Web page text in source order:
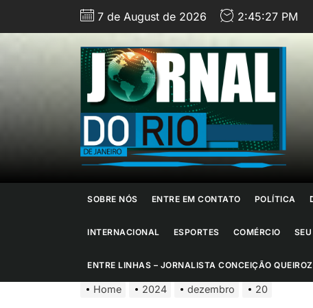
7 de August de 2026 2:45:29 PM
SOBRE NÓS ENTRE EM CONTATO POLÍTICA
INTERNACIONAL ESPORTES COMÉRCIO
ENTRE LINHAS – JORNALISTA CONCEIÇÃO QUEIROZ
Home 2024 dezembro 20